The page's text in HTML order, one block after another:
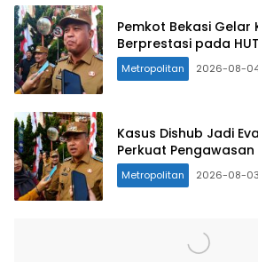
Pemkot Bekasi Gelar
Berprestasi pada
Metropolitan 2026-08-
Kasus Dishub Jadi
Perkuat
Metropolitan 2026-08-03